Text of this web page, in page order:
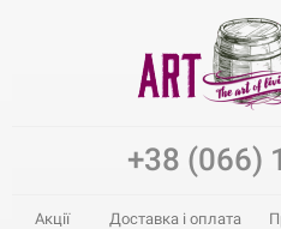
+38 (066)
Акції Доставка і оплата